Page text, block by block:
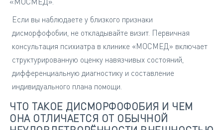
Если вы наблюдаете у близкого признаки
дисморфофобии, не откладывайте визит. Первичная
консультация психиатра в клинике «МОСМЕД» включает
структурированную оценку навязчивых состояний,
дифференциальную диагностику и составление
индивидуального плана помощи.
ЧТО ТАКОЕ ДИСМОРФОФОБИЯ И ЧЕМ
ОНА ОТЛИЧАЕТСЯ ОТ ОБЫЧНОЙ